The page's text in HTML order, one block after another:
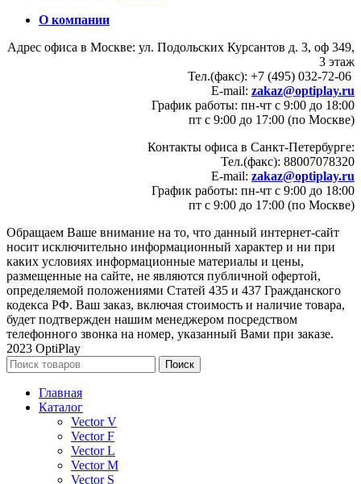
О компании
Адрес офиса в Москве: ул. Подольских Курсантов д. 3, оф 349,
3 этаж
Тел.(факс): +7 (495) 032-72-06
E-mail: zakaz@optiplay.ru
График работы: пн-чт с 9:00 до 18:00
пт с 9:00 до 17:00 (по Москве)
Контакты офиса в Санкт-Петербурге:
Тел.(факс): 88007078320
E-mail: zakaz@optiplay.ru
График работы: пн-чт с 9:00 до 18:00
пт с 9:00 до 17:00 (по Москве)
Обращаем Ваше внимание на то, что данный интернет-сайт
носит исключительно информационный характер и ни при
каких условиях информационные материалы и цены,
размещенные на сайте, не являются публичной офертой,
определяемой положениями Статей 435 и 437 Гражданского
кодекса РФ. Ваш заказ, включая стоимость и наличие товара,
будет подтвержден нашим менеджером посредством
телефонного звонка на номер, указанный Вами при заказе.
2023 OptiPlay
Поиск
Главная
Каталог
Vector V
Vector F
Vector L
Vector M
Vector S